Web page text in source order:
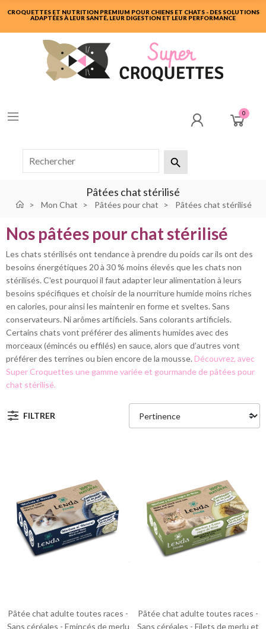
CROQUETTES ET NUTRITION PREMIUM POUR CHIENS ET CHATS - DES SOLUTIONS
ADAPTÉES À LEUR SANTÉ, LEUR DIGESTION ET LEUR PERFORMANCE
0

Pâtées chat stérilisé
Mon Chat Pâtées pour chat Pâtées chat stérilisé
Nos pâtées pour chat stérilisé
Les chats stérilisés ont tendance à prendre du poids car ils ont des
besoins énergétiques 20 à 30 % moins élevés que les chats non
stérilisés. C'est pourquoi il faut adapter leur alimentation à leurs
besoins spécifiques et choisir de la nourriture humide moins riches
en calories, pour ainsi les maintenir en forme et sveltes. Sans
conservateurs. Ni arômes artificiels. Sans colorants artificiels.
Certains chats vont préférer des aliments humides avec des
morceaux (émincés ou effilés) en sauce, alors que d’autres vont
préférer des terrines ou bien encore de la mousse. Découvrez, avec
Super Croquettes une gamme variée et gourmande de pâtées pour
chat stérilisé.
FILTRER
Pâtée chat adulte toutes races -
Sans céréales - Emincés de merlu
Pâtée chat adulte toutes races -
Sans céréales - Filets de merlu et